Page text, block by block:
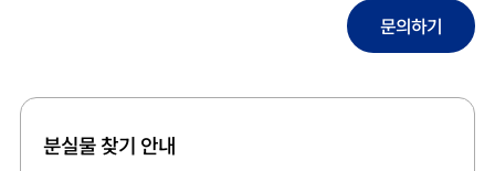
문의하기
분실물 찾기 안내